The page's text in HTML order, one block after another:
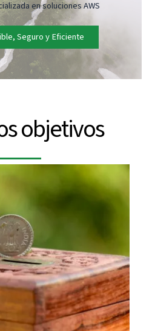
en soluciones AWS
Seguro y Eficiente
objetivos